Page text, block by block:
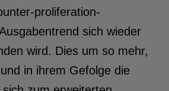
proliferation-
sich wieder
wird. Dies um so mehr,
in ihrem Gefolge die